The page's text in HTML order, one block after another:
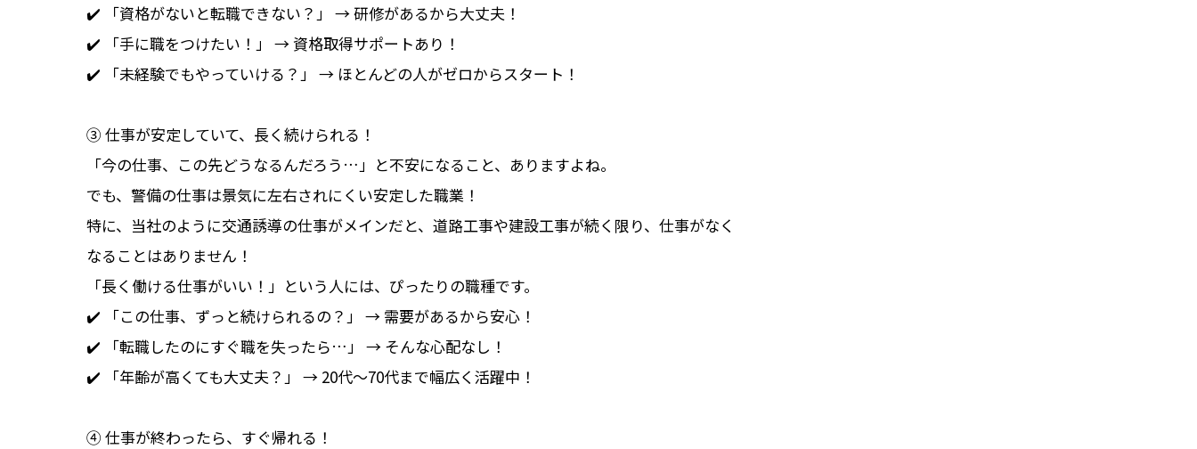
✔️ 「資格がないと転職できない？」 → 研修があるから大丈夫！
✔️ 「手に職をつけたい！」 → 資格取得サポートあり！
✔️ 「未経験でもやっていける？」 → ほとんどの人がゼロからスタート！
③ 仕事が安定していて、長く続けられる！
「今の仕事、この先どうなるんだろう…」と不安になること、ありますよね。
でも、警備の仕事は景気に左右されにくい安定した職業！
特に、当社のように交通誘導の仕事がメインだと、道路工事や建設工事が続く限り、仕事がなく
なることはありません！
「長く働ける仕事がいい！」という人には、ぴったりの職種です。
✔️ 「この仕事、ずっと続けられるの？」 → 需要があるから安心！
✔️ 「転職したのにすぐ職を失ったら…」 → そんな心配なし！
✔️ 「年齢が高くても大丈夫？」 → 20代～70代まで幅広く活躍中！
④ 仕事が終わったら、すぐ帰れる！